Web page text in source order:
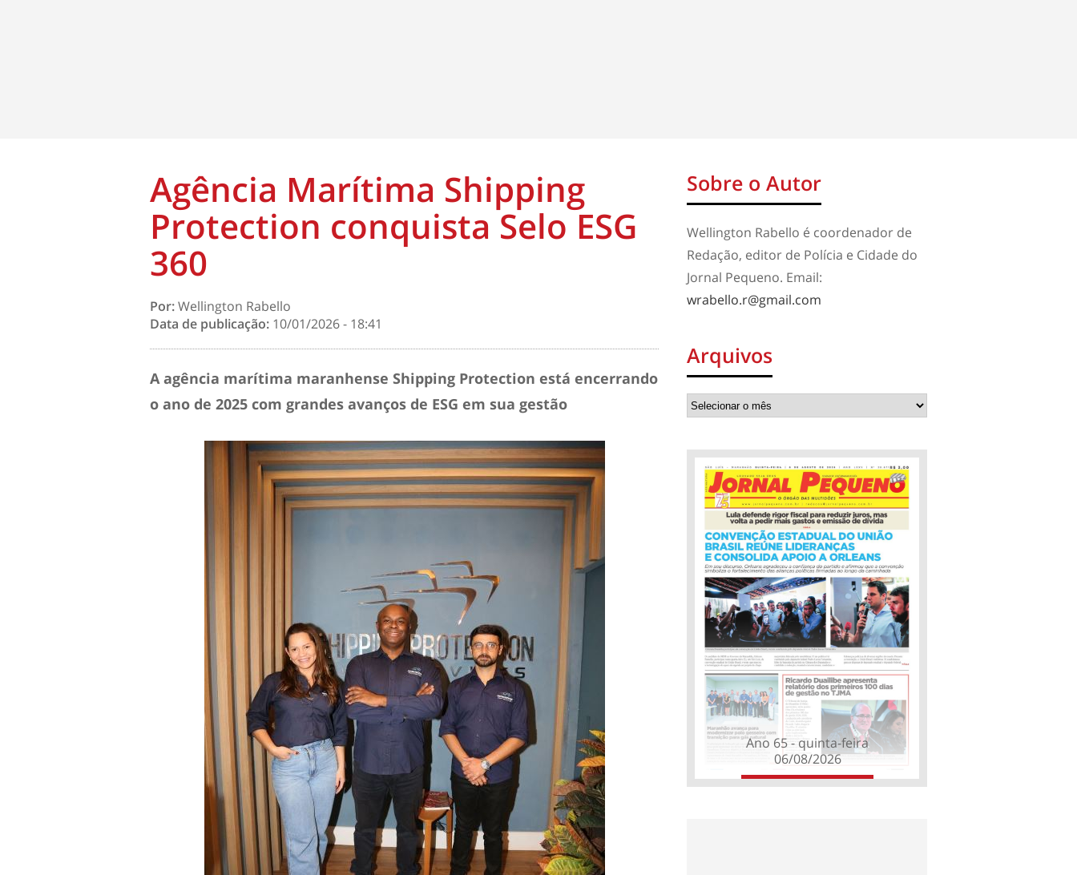
Agência Marítima Shipping
Protection conquista Selo ESG
360
Por:Wellington Rabello
Data de publicação: 10/01/2026 - 18:41
A agência marítima maranhense Shipping Protection está encerrando
o ano de 2025 com grandes avanços de ESG em sua gestão
Sobre o Autor
Wellington Rabello é coordenador de
Redação, editor de Polícia e Cidade do
Jornal Pequeno. Email:
wrabello.r@gmail.com
Arquivos
Ano 65 - quinta-feira
06/08/2026